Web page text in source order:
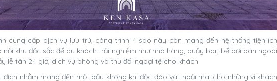
cung cấp dịch vụ lưu trú, công trình 4 sao này còn mang đến hệ thống tiện ích
nội khu đặc sắc để du khách trải nghiệm như nhà hàng, quầy bar, bể bơi bán ngoài
lễ tân 24 giờ, dịch vụ phòng và thu đổi ngoại tệ cho khách.
đích nhằm mang đến một bầu không khí độc đáo và thoải mái cho những vị khách